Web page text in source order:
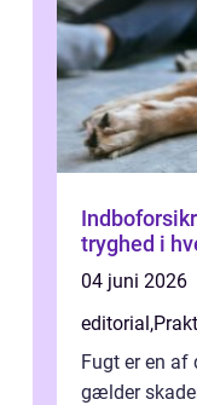
tryghed i
04 juni 2026
editorial,
Fugt er en af
gælder